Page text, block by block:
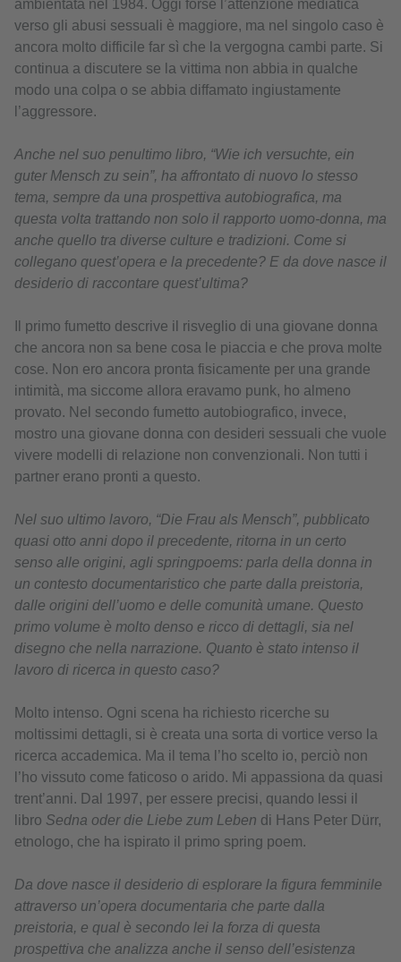
ambientata nel 1984. Oggi forse l’attenzione mediatica
verso gli abusi sessuali è maggiore, ma nel singolo caso è
ancora molto difficile far sì che la vergogna cambi parte. Si
continua a discutere se la vittima non abbia in qualche
modo una colpa o se abbia diffamato ingiustamente
l’aggressore.
Anche nel suo penultimo libro, “Wie ich versuchte, ein
guter Mensch zu sein”, ha affrontato di nuovo lo stesso
tema, sempre da una prospettiva autobiografica, ma
questa volta trattando non solo il rapporto uomo-donna, ma
anche quello tra diverse culture e tradizioni. Come si
collegano quest’opera e la precedente? E da dove nasce il
desiderio di raccontare quest’ultima?
Il primo fumetto descrive il risveglio di una giovane donna
che ancora non sa bene cosa le piaccia e che prova molte
cose. Non ero ancora pronta fisicamente per una grande
intimità, ma siccome allora eravamo punk, ho almeno
provato. Nel secondo fumetto autobiografico, invece,
mostro una giovane donna con desideri sessuali che vuole
vivere modelli di relazione non convenzionali. Non tutti i
partner erano pronti a questo.
Nel suo ultimo lavoro, “Die Frau als Mensch”, pubblicato
quasi otto anni dopo il precedente, ritorna in un certo
senso alle origini, agli springpoems: parla della donna in
un contesto documentaristico che parte dalla preistoria,
dalle origini dell’uomo e delle comunità umane. Questo
primo volume è molto denso e ricco di dettagli, sia nel
disegno che nella narrazione. Quanto è stato intenso il
lavoro di ricerca in questo caso?
Molto intenso. Ogni scena ha richiesto ricerche su
moltissimi dettagli, si è creata una sorta di vortice verso la
ricerca accademica. Ma il tema l’ho scelto io, perciò non
l’ho vissuto come faticoso o arido. Mi appassiona da quasi
trent’anni. Dal 1997, per essere precisi, quando lessi il
libro Sedna oder die Liebe zum Leben di Hans Peter Dürr,
etnologo, che ha ispirato il primo spring poem.
Da dove nasce il desiderio di esplorare la figura femminile
attraverso un’opera documentaria che parte dalla
preistoria, e qual è secondo lei la forza di questa
prospettiva che analizza anche il senso dell’esistenza